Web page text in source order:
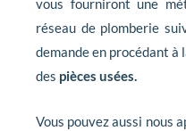
vous fourniront une
réseau de plomberie
demande en procédant à
des pièces usées.
Vous pouvez aussi nous